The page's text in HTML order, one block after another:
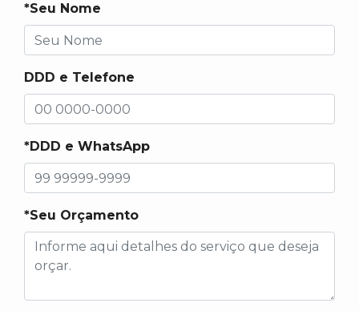
*Seu Nome
DDD e Telefone
*DDD e WhatsApp
*Seu Orçamento